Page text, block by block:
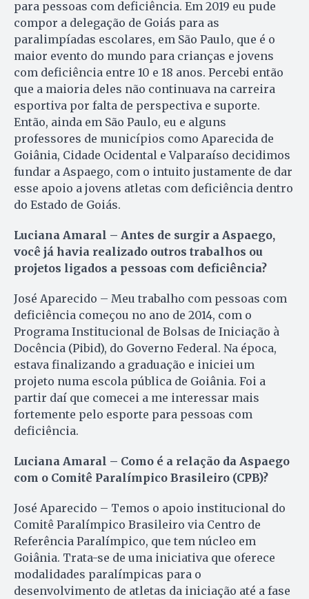
para pessoas com deficiência. Em 2019 eu pude
compor a delegação de Goiás para as
paralimpíadas escolares, em São Paulo, que é o
maior evento do mundo para crianças e jovens
com deficiência entre 10 e 18 anos. Percebi então
que a maioria deles não continuava na carreira
esportiva por falta de perspectiva e suporte.
Então, ainda em São Paulo, eu e alguns
professores de municípios como Aparecida de
Goiânia, Cidade Ocidental e Valparaíso decidimos
fundar a Aspaego, com o intuito justamente de dar
esse apoio a jovens atletas com deficiência dentro
do Estado de Goiás.
Luciana Amaral – Antes de surgir a Aspaego,
você já havia realizado outros trabalhos ou
projetos ligados a pessoas com deficiência?
José Aparecido – Meu trabalho com pessoas com
deficiência começou no ano de 2014, com o
Programa Institucional de Bolsas de Iniciação à
Docência (Pibid), do Governo Federal. Na época,
estava finalizando a graduação e iniciei um
projeto numa escola pública de Goiânia. Foi a
partir daí que comecei a me interessar mais
fortemente pelo esporte para pessoas com
deficiência.
Luciana Amaral – Como é a relação da Aspaego
com o Comitê Paralímpico Brasileiro (CPB)?
José Aparecido – Temos o apoio institucional do
Comitê Paralímpico Brasileiro via Centro de
Referência Paralímpico, que tem núcleo em
Goiânia. Trata-se de uma iniciativa que oferece
modalidades paralímpicas para o
desenvolvimento de atletas da iniciação até a fase